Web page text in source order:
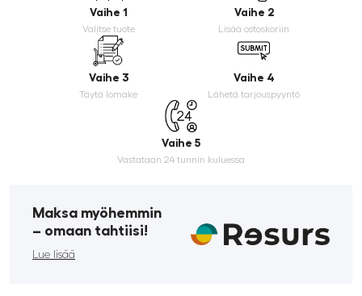
Vaihe 1
Valitse tuote
Vaihe 2
Lisää ostoskoriin
Vaihe 3
Täytä lomake
Vaihe 4
Lähetä tarjouspyyntö
Vaihe 5
Vastataan 24 tunnin kuluessa
Maksa myöhemmin
­– omaan tahtiisi!
Lue lisää